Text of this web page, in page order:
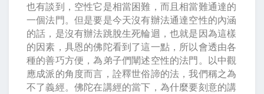
也有談到，空性它是相當困難，而且相當難通達的
一個法門。但是要是今天沒有辦法通達空性的內涵
的話，是沒有辦法跳脫生死輪迴，也就是因為這樣
的因素，具恩的佛陀看到了這一點，所以會透由各
種的善巧方便，為弟子們闡述空性的法門。以中觀
應成派的角度而言，詮釋世俗諦的法，我們稱之為
不了義經。佛陀在講經的當下，為什麼要刻意的講